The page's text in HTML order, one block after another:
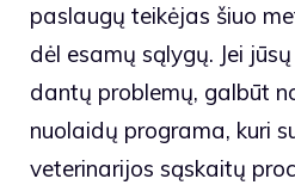
paslaugų teikėjas šiuo
dėl esamų sąlygų. Jei
dantų problemų, galbūt
nuolaidų programa, kuri
veterinarijos sąskaitų